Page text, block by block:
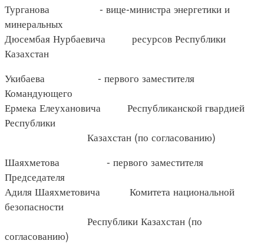
Турганова - вице-министра энергетики и
минеральных
Дюсембая Нурбаевича ресурсов Республики
Казахстан
Укибаева - первого заместителя
Командующего
Ермека Елеухановича Республиканской гвардией
Республики
Казахстан (по согласованию)
Шаяхметова - первого заместителя
Председателя
Адиля Шаяхметовича Комитета национальной
безопасности
Республики Казахстан (по
согласованию)